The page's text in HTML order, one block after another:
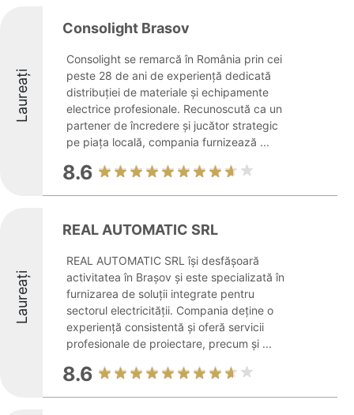
Laureați
Consolight Brasov
Consolight se remarcă în România prin cei
peste 28 de ani de experiență dedicată
distribuției de materiale și echipamente
electrice profesionale. Recunoscută ca un
partener de încredere și jucător strategic
pe piața locală, compania furnizează ...
8.6
Laureați
REAL AUTOMATIC SRL
REAL AUTOMATIC SRL își desfășoară
activitatea în Brașov și este specializată în
furnizarea de soluții integrate pentru
sectorul electricității. Compania deține o
experiență consistentă și oferă servicii
profesionale de proiectare, precum și ...
8.6